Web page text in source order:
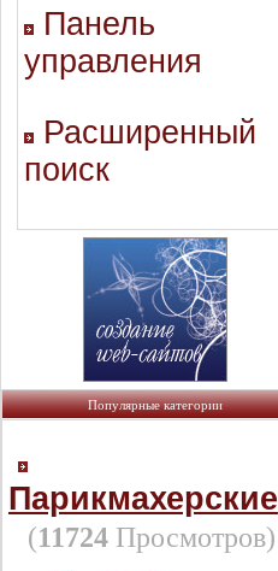
Панель
управления
Расширенный
поиск
Популярные категории
Парикмахерские
(11724 Просмотров)